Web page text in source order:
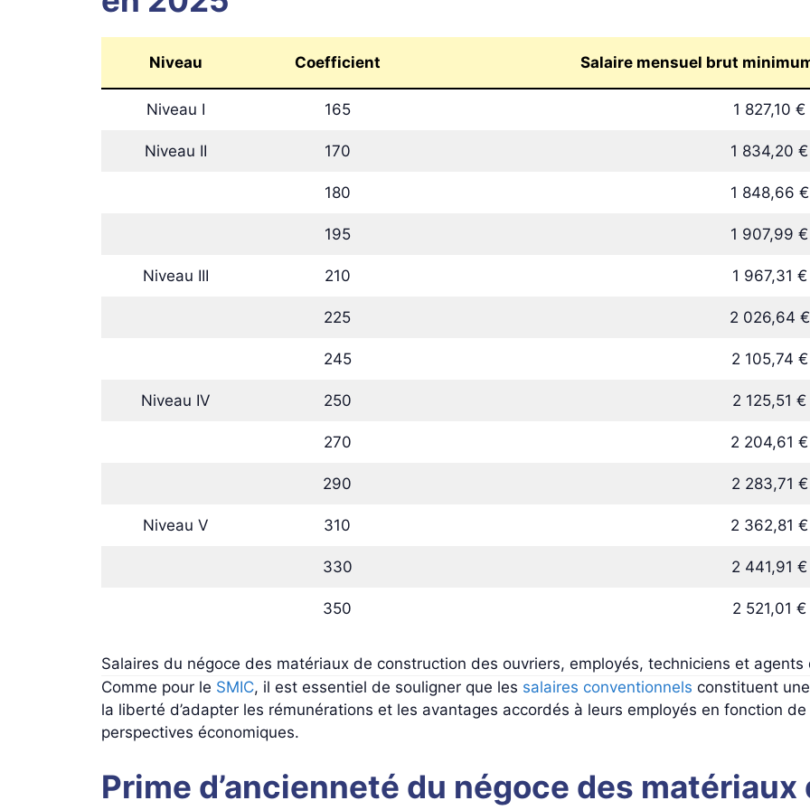
Niveau Coefficient Salaire mensuel brut
Niveau I 165 1 827,10 €
Niveau II 170 1 834,20 €
180 1 848,66 €
195 1 907,99 €
Niveau III 210 1 967,31 €
225 2 026,64 €
245 2 105,74 €
Niveau IV 250 2 125,51 €
270 2 204,61 €
290 2 283,71 €
Niveau V 310 2 362,81 €
330 2 441,91 €
350 2 521,01 €
Salaires du négoce des matériaux de construction des ouvriers, employés, techniciens et
Comme pour le SMIC, il est essentiel de souligner que les salaires conventionnels constituent
la liberté d’adapter les rémunérations et les avantages accordés à leurs employés en fonction
perspectives économiques.
Prime d’ancienneté du négoce des